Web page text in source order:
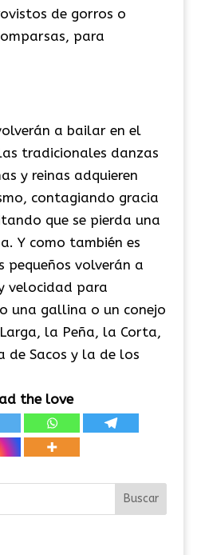
de gorros o
para
a bailar en el
tradicionales danzas
y reinas adquieren
contagiando gracia
que se pierda una
Y como también es
pequeños volverán a
velocidad para
una gallina o un conejo
la Peña, la Corta,
de Sacos y la de los
the love